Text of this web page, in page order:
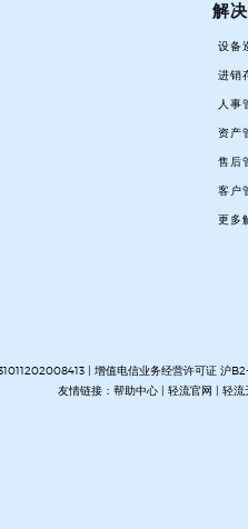
解
设备
进销
人事
资产
售后
客户
更多
| 增值电信业务经营许可证 沪
友情链接： 帮助中心 | 轻流官网 | 轻流